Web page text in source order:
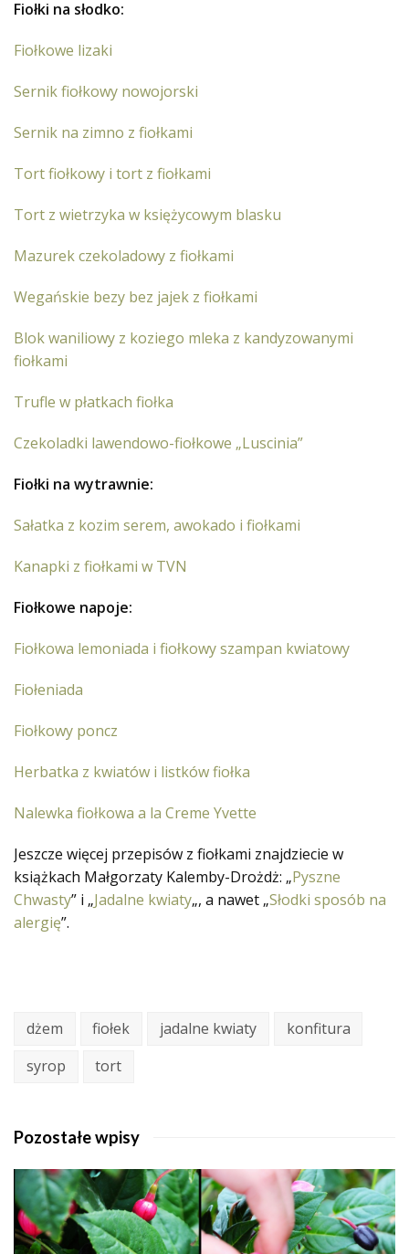
Fiołki na słodko:
Fiołkowe lizaki
Sernik fiołkowy nowojorski
Sernik na zimno z fiołkami
Tort fiołkowy i tort z fiołkami
Tort z wietrzyka w księżycowym blasku
Mazurek czekoladowy z fiołkami
Wegańskie bezy bez jajek z fiołkami
Blok waniliowy z koziego mleka z kandyzowanymi
fiołkami
Trufle w płatkach fiołka
Czekoladki lawendowo-fiołkowe „Luscinia”
Fiołki na wytrawnie:
Sałatka z kozim serem, awokado i fiołkami
Kanapki z fiołkami w TVN
Fiołkowe napoje:
Fiołkowa lemoniada i fiołkowy szampan kwiatowy
Fiołeniada
Fiołkowy poncz
Herbatka z kwiatów i listków fiołka
Nalewka fiołkowa a la Creme Yvette
Jeszcze więcej przepisów z fiołkami znajdziecie w
książkach Małgorzaty Kalemby-Drożdż: „Pyszne
Chwasty” i „Jadalne kwiaty„, a nawet „Słodki sposób na
alergię”.
dżem fiołek jadalne kwiaty
konfitura
syrop
tort
Pozostałe wpisy